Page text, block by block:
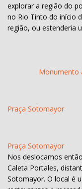
explorar a região do
no Rio Tinto do início
região, ou estenderia
Monumento
Praça Sotomayor
Praça Sotomayor
Nos deslocamos
Caleta Portales,
Sotomayor. O local é